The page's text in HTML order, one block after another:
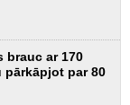
brauc ar 170
pārkāpjot par 80